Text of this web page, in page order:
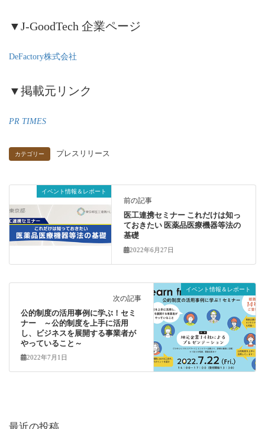
▼J-GoodTech 企業ページ
DeFactory株式会社
▼掲載元リンク
PR TIMES
カテゴリー プレスリリース
イベント情報＆レポート
前の記事
医工連携セミナー これだけは知っ
ておきたい 医薬品医療機器等法の
基礎
2022年6月27日
イベント情報＆レポート
次の記事
公的制度の活用事例に学ぶ！セミ
ナー ～公的制度を上手に活用
し、ビジネスを展開する事業者が
やっていること～
2022年7月1日
最近の投稿